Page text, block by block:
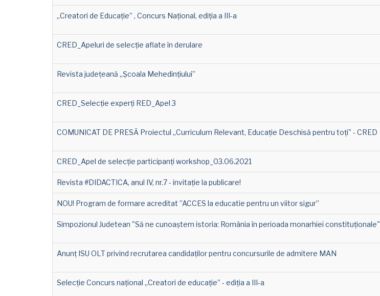
„Creatori de Educație” , Concurs Național, ediția a III-a
CRED_Apeluri de selecție aflate în derulare
Revista județeană „Școala Mehedințiului”
CRED_Selecție experți RED_Apel 3
COMUNICAT DE PRESĂ Proiectul „Curriculum Relevant, Educație Deschisă pentru toți" - CRED
CRED_Apel de selecție participanți workshop_03.06.2021
Revista #DIDACTICA, anul IV, nr.7 - invitație la publicare!
NOU! Program de formare acreditat ”ACCES la educatie pentru un viitor sigur”
Simpozionul Judetean "Să ne cunoaștem istoria: România în perioada monarhiei constituționale"
Anunț ISU OLT privind recrutarea candidaților pentru concursurile de admitere MAN
Selecție Concurs național „Creatori de educație” - ediția a III-a